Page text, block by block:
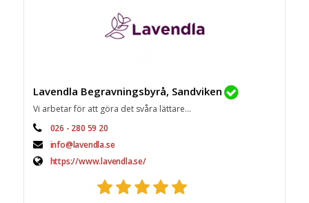
Lavendla Begravningsbyrå, Sandviken
Vi arbetar för att göra det svåra lättare...
026 - 280 59 20
info@lavendla.se
https://www.lavendla.se/